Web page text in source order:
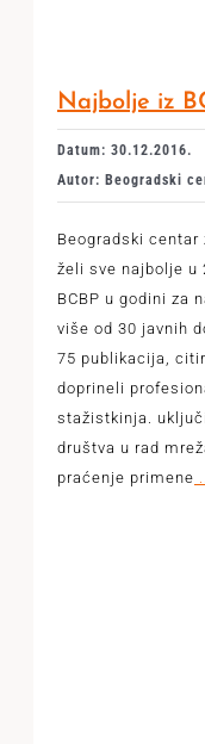
Najbolje iz
Datum: 30.12.2016.
Autor: Beogradski
Beogradski centar
želi sve najbolje u
BCBP u godini za
više od 30 javnih
75 publikacija,
doprineli
stažistkinja.
društva u rad
praćenje primene